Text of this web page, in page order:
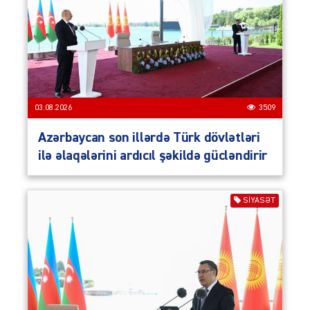
03.08.2026 3509
Azərbaycan son illərdə Türk dövlətləri
ilə əlaqələrini ardıcıl şəkildə gücləndirir
SIYASƏT